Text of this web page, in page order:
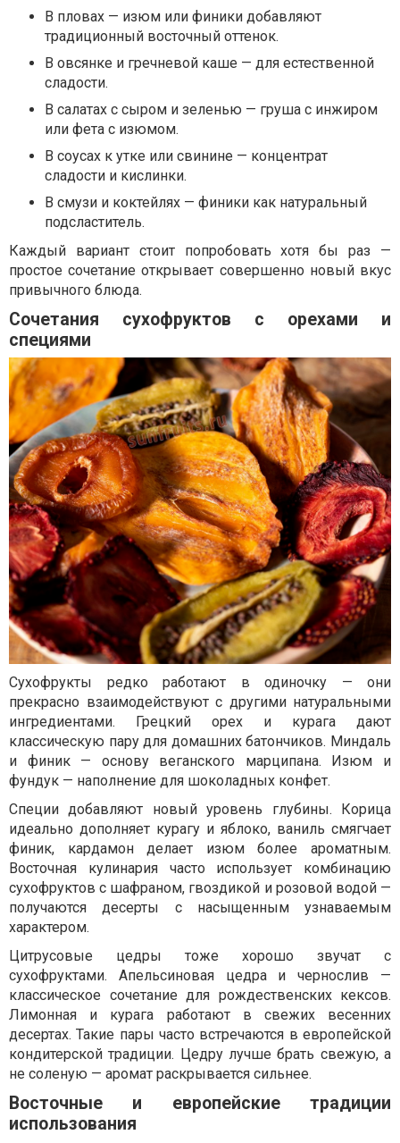
В пловах — изюм или финики добавляют
традиционный восточный оттенок.
В овсянке и гречневой каше — для естественной
сладости.
В салатах с сыром и зеленью — груша с инжиром
или фета с изюмом.
В соусах к утке или свинине — концентрат
сладости и кислинки.
В смузи и коктейлях — финики как натуральный
подсластитель.
Каждый вариант стоит попробовать хотя бы раз —
простое сочетание открывает совершенно новый вкус
привычного блюда.
Сочетания сухофруктов с орехами и
специями
Сухофрукты редко работают в одиночку — они
прекрасно взаимодействуют с другими натуральными
ингредиентами. Грецкий орех и курага дают
классическую пару для домашних батончиков. Миндаль
и финик — основу веганского марципана. Изюм и
фундук — наполнение для шоколадных конфет.
Специи добавляют новый уровень глубины. Корица
идеально дополняет курагу и яблоко, ваниль смягчает
финик, кардамон делает изюм более ароматным.
Восточная кулинария часто использует комбинацию
сухофруктов с шафраном, гвоздикой и розовой водой —
получаются десерты с насыщенным узнаваемым
характером.
Цитрусовые цедры тоже хорошо звучат с
сухофруктами. Апельсиновая цедра и чернослив —
классическое сочетание для рождественских кексов.
Лимонная и курага работают в свежих весенних
десертах. Такие пары часто встречаются в европейской
кондитерской традиции. Цедру лучше брать свежую, а
не соленую — аромат раскрывается сильнее.
Восточные и европейские традиции
использования